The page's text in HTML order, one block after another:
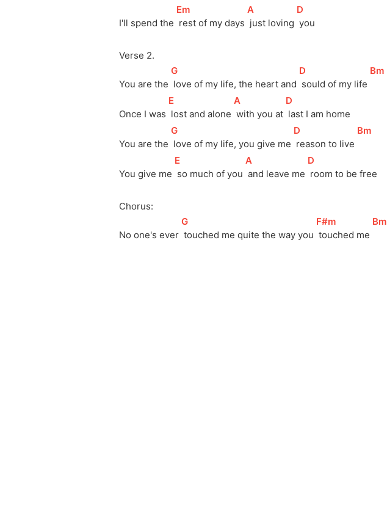
I'll spend the
[Em
rest of my days
[
A
just loving
[D
you
Verse 2.
You are the
[
G
love of my life, the heart and
[D
sould of my life
[Bm
Once I was
[E
lost and alone
[
A
with you at
[D
last I am home
You are the
[
G
love of my life, you give me
[D
reason to live
[Bm
You give me
[E
so much of you
[
A
and leave me
[D
room to be free
Chorus:
No one's ever
[
G
touched me quite the way you
[F#m
touched me
[Bm